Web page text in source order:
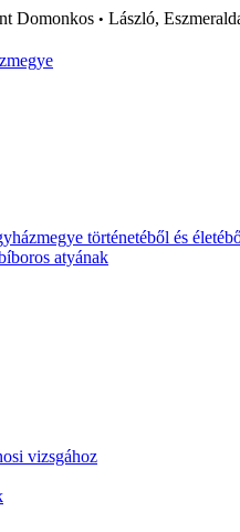
Domonkos • László,
történetéből és
atyának
vizsgához